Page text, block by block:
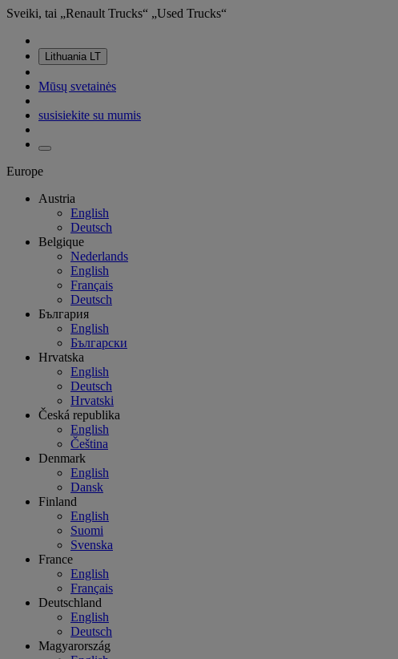
Sveiki, tai „Renault Trucks“ „Used Trucks“
Lithuania LT
Mūsų svetainės
susisiekite su mumis
Europe
Austria
English
Deutsch
Belgique
Nederlands
English
Français
Deutsch
България
English
Български
Hrvatska
English
Deutsch
Hrvatski
Česká republika
English
Čeština
Denmark
English
Dansk
Finland
English
Suomi
Svenska
France
English
Français
Deutschland
English
Deutsch
Magyarország